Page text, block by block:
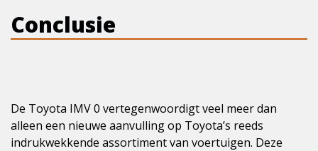
Conclusie
De Toyota IMV 0 vertegenwoordigt veel meer dan
alleen een nieuwe aanvulling op Toyota’s reeds
indrukwekkende assortiment van voertuigen. Deze